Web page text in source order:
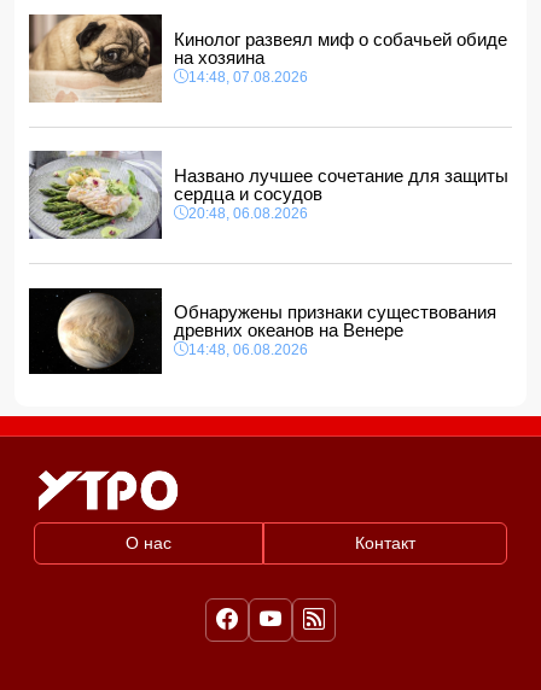
12:40, 07.08.2026
Кинолог развеял миф о собачьей обиде
на хозяина
14:48, 07.08.2026
Названо лучшее сочетание для защиты
сердца и сосудов
20:48, 06.08.2026
Обнаружены признаки существования
древних океанов на Венере
14:48, 06.08.2026
О нас Контакт